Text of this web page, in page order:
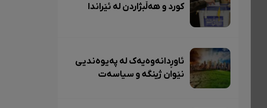
کورد و هەڵبژاردن لە ئێراندا
ئاوڕدانەوەیەک لە پەیوەندیی
نێوان ژینگە و سیاسەت